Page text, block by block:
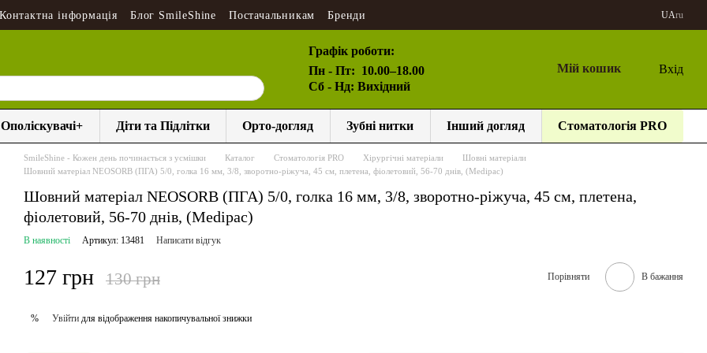
Контактна інформація Блог SmileShine Постачальникам Бренди UAru
Графік роботи:
Пн - Пт: 10.00–18.00
Сб - Нд: Вихідний
Мій кошик Вхід
Ополіскувачі+ Діти та Підлітки Орто-догляд Зубні нитки Інший догляд Стоматологія PRO
SmileShine - Кожен день починається з усмішки Каталог Стоматологія PRO Хірургічні матеріали
Шовні матеріали
Шовний матеріал NEOSORB (ПГА) 5/0, голка 16 мм, 3/8, зворотно-ріжуча, 45 см, плетена, фіолетовий, 56-70 днів, (Medipac)
Шовний матеріал NEOSORB (ПГА) 5/0, голка 16 мм, 3/8, зворотно-ріжуча, 45 см, плетена,
фіолетовий, 56-70 днів, (Medipac)
В наявності Артикул: 13481 Написати відгук
127 грн 130 грн Порівняти В бажання
% Увійти для відображення накопичувальної знижки